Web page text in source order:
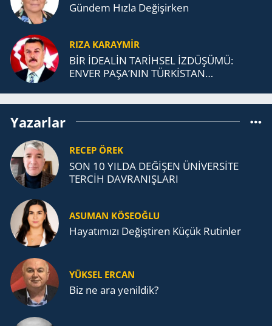
Gündem Hızla Değişirken
RIZA KARAYMIR
BİR İDEALİN TARİHSEL İZDÜŞÜMÜ:
ENVER PAŞA’NIN TÜRKİSTAN
Yazarlar
RECEP ÖREK
SON 10 YILDA DEĞİŞEN ÜNİVERSİTE
TERCİH DAVRANIŞLARI
ASUMAN KÖSEOĞLU
Ha­ya­tı­mı­zı De­ğiş­ti­ren Küçük Ru­tin­ler
YÜKSEL ERCAN
Biz ne ara yenildik?